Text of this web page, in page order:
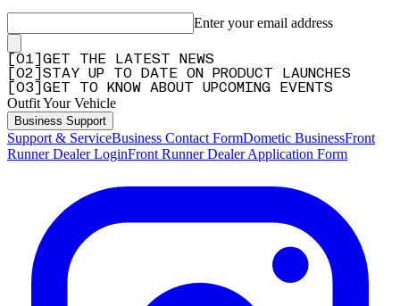
Enter your email address
[01] GET THE LATEST NEWS
[02] STAY UP TO DATE ON PRODUCT LAUNCHES
[03] GET TO KNOW ABOUT UPCOMING EVENTS
Outfit Your Vehicle
Business Support
Support & ServiceBusiness Contact FormDometic BusinessFront
Runner Dealer LoginFront Runner Dealer Application Form